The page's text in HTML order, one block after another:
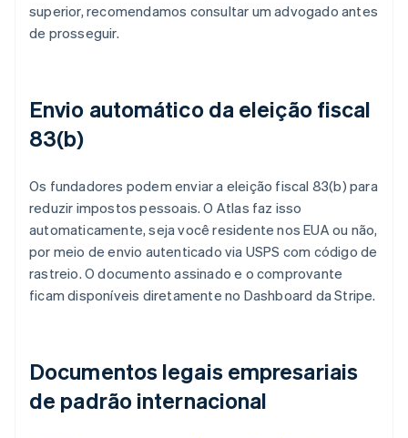
superior, recomendamos consultar um advogado antes
de prosseguir.
Envio automático da eleição fiscal
83(b)
Os fundadores podem enviar a eleição fiscal 83(b) para
reduzir impostos pessoais. O Atlas faz isso
automaticamente, seja você residente nos EUA ou não,
por meio de envio autenticado via USPS com código de
rastreio. O documento assinado e o comprovante
ficam disponíveis diretamente no Dashboard da Stripe.
Documentos legais empresariais
de padrão internacional